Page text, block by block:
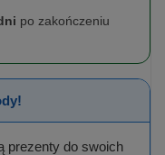
po zakończeniu
prezenty do swoich